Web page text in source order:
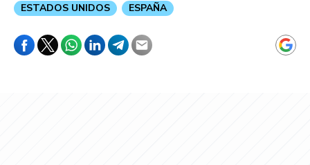
ESTADOS UNIDOS
ESPAÑA